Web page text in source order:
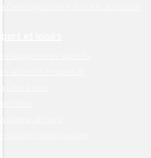
Champignonnière du Saut aux Loups
et loisirs
équipements sportifs
activités en plein air
Loire à vélo
être
marine de Loire
marché hebdomadaire